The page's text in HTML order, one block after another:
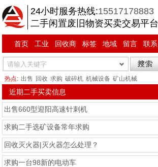
24小时服务热线:15517178883
二手闲置废旧物资买卖交易平台
首页 工业 回收商 标签 地域 留言 联系
热点: 出售 回收 求购 破碎机 机械设备 矿山机械
近期二手买卖信息
出售660型迎阳高速针刺机
求购二手选矿设备常年求购
回收灭火器|灭火器怎么处理？
求购一台98新的电动车